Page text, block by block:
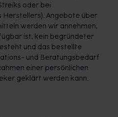
oder bei
Herstellers). Angebote über
werden wir annehmen,
ist, kein begründeter
und das bestellte
und Beratungsbedarf
einer persönlichen
geklärt werden kann.